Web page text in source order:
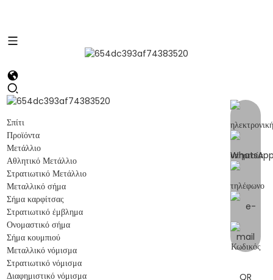
Σπίτι
Προϊόντα
Μετάλλιο
Αθλητικό Μετάλλιο
Στρατιωτικό Μετάλλιο
Μεταλλικό σήμα
Σήμα καρφίτσας
Στρατιωτικό έμβλημα
Ονομαστικό σήμα
Σήμα κουμπιού
Μεταλλικό νόμισμα
Στρατιωτικό νόμισμα
Διαφημιστικό νόμισμα